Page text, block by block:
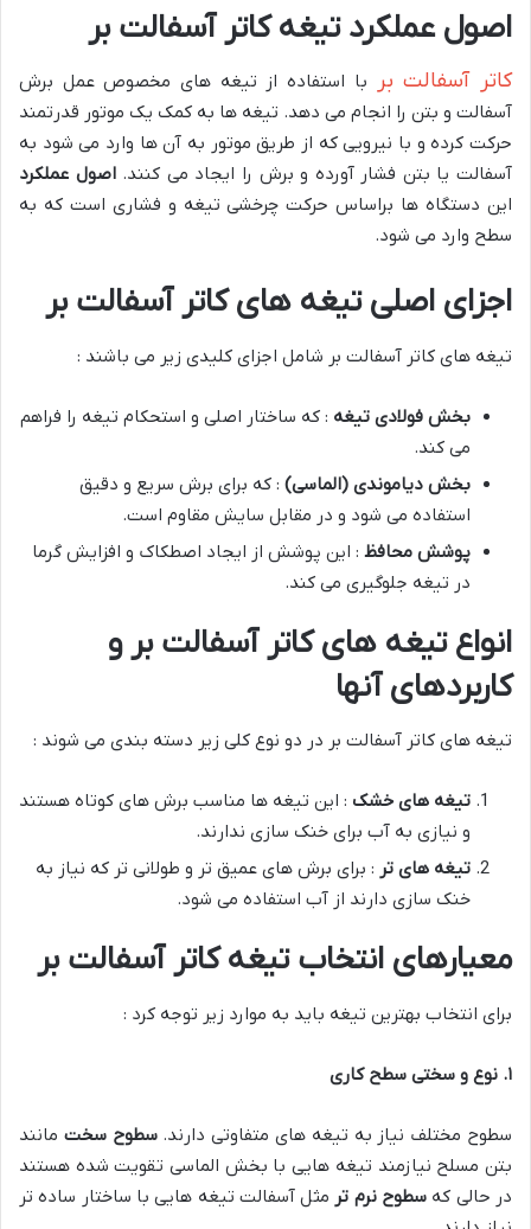
اصول عملکرد تیغه کاتر آسفالت بر
کاتر آسفالت بر
با استفاده از تیغه های مخصوص عمل برش
آسفالت و بتن را انجام می دهد. تیغه ها به کمک یک موتور قدرتمند
حرکت کرده و با نیرویی که از طریق موتور به آن ها وارد می شود به
آسفالت یا بتن فشار آورده و برش را ایجاد می کنند.اصول عملکرد
این دستگاه ها براساس حرکت چرخشی تیغه و فشاری است که به
سطح وارد می شود.
اجزای اصلی تیغه های کاتر آسفالت بر
تیغه های کاتر آسفالت بر شامل اجزای کلیدی زیر می باشند :
بخش فولادی تیغه : که ساختار اصلی و استحکام تیغه را فراهم
می کند.
بخش دیاموندی (الماسی) : که برای برش سریع و دقیق
استفاده می شود و در مقابل سایش مقاوم است.
پوشش محافظ : این پوشش از ایجاد اصطکاک و افزایش گرما
در تیغه جلوگیری می کند.
انواع تیغه های کاتر آسفالت بر و
کاربردهای آنها
تیغه های کاتر آسفالت بر در دو نوع کلی زیر دسته بندی می شوند :
تیغه های خشک : این تیغه ها مناسب برش های کوتاه هستند
و نیازی به آب برای خنک سازی ندارند.
تیغه های تر : برای برش های عمیق تر و طولانی تر که نیاز به
خنک سازی دارند از آب استفاده می شود.
معیارهای انتخاب تیغه کاتر آسفالت بر
برای انتخاب بهترین تیغه باید به موارد زیر توجه کرد :
۱. نوع و سختی سطح کاری
سطوح مختلف نیاز به تیغه های متفاوتی دارند.سطوح سخت مانند
بتن مسلح نیازمند تیغه هایی با بخش الماسی تقویت شده هستند
در حالی که سطوح نرم تر مثل آسفالت تیغه هایی با ساختار ساده تر